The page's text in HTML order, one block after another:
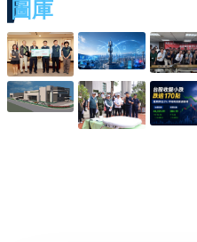
圖庫